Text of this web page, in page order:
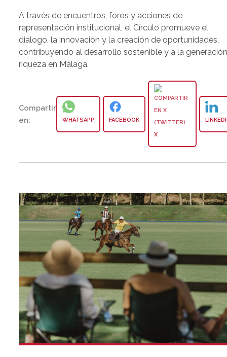
A través de encuentros, foros y acciones de
representación institucional, el Círculo promueve el
diálogo, la innovación y la creación de oportunidades,
contribuyendo al desarrollo sostenible y a la
riqueza en Málaga.
Compartir
en:
WHATSAPP FACEBOOK
X